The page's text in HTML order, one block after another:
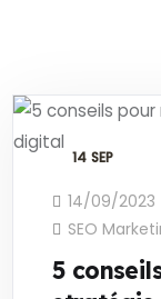
14 SEP
14/09/2023
SEO
5